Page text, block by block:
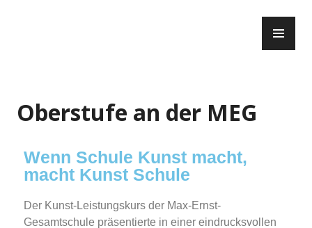
Oberstufe an der MEG
Wenn Schule Kunst macht,
macht Kunst Schule
Der Kunst-Leistungskurs der Max-Ernst-
Gesamtschule präsentierte in einer eindrucksvollen